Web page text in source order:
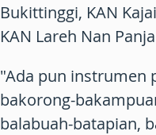
Bukittinggi, KAN
KAN Lareh Nan
"Ada pun instrumen
bakorong-
balabuah-batapian,